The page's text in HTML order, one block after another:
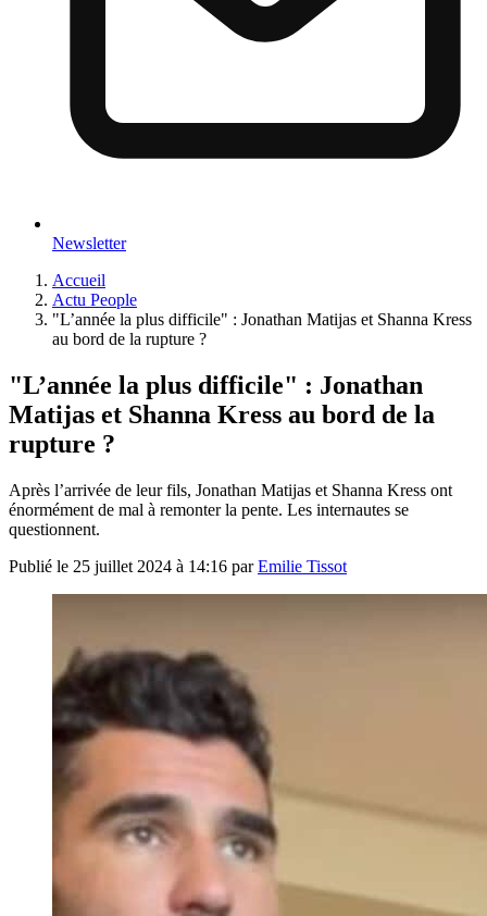
Newsletter
Accueil
Actu People
"L’année la plus difficile" : Jonathan Matijas et Shanna Kress
au bord de la rupture ?
"L’année la plus difficile" : Jonathan
Matijas et Shanna Kress au bord de la
rupture ?
Après l’arrivée de leur fils, Jonathan Matijas et Shanna Kress ont
énormément de mal à remonter la pente. Les internautes se
questionnent.
Publié le 25 juillet 2024 à 14:16 parEmilie Tissot